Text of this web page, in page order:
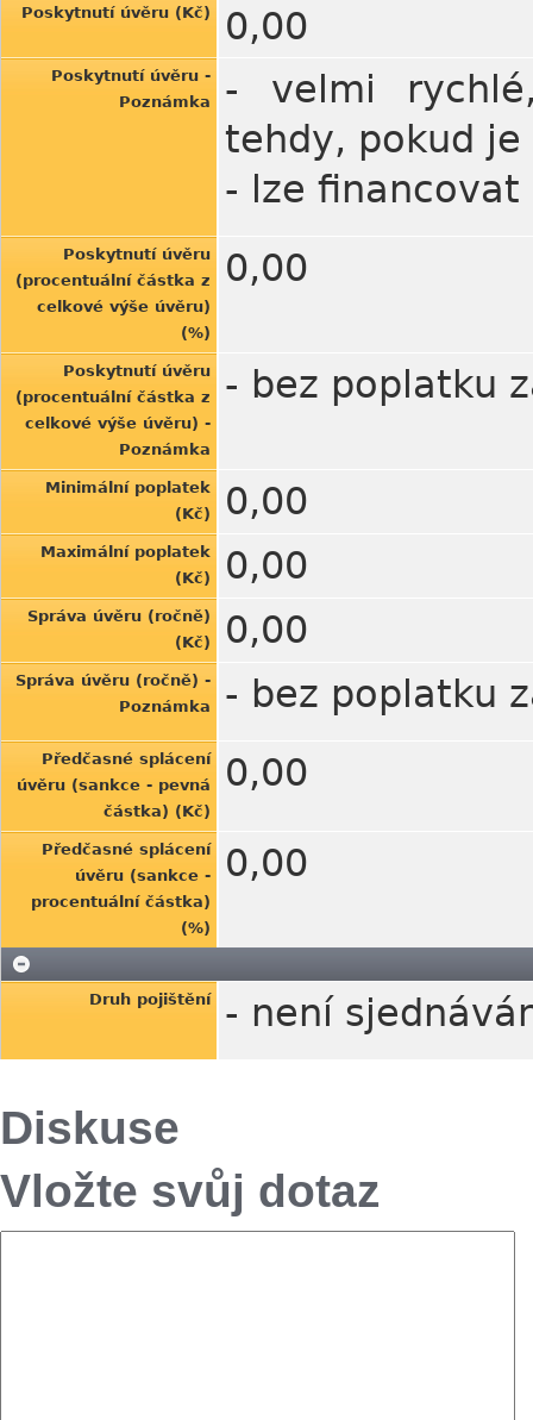
Poskytnutí úvěru (Kč) 0,00
Poskytnutí úvěru -
Poznámka
- velmi
tehdy, pokud
- lze
Poskytnutí úvěru
(procentuální částka z
celkové výše úvěru)
(%)
0,00
Poskytnutí úvěru
(procentuální částka z
celkové výše úvěru) -
Poznámka
- bez poplatku
Minimální poplatek
(Kč)
0,00
Maximální poplatek
(Kč)
0,00
Správa úvěru (ročně)
(Kč)
0,00
Správa úvěru (ročně) -
Poznámka
- bez poplatku
Předčasné splácení
úvěru (sankce - pevná
částka) (Kč)
0,00
Předčasné splácení
úvěru (sankce -
procentuální částka)
(%)
0,00
Druh pojištění - není
Diskuse
Vložte svůj dotaz